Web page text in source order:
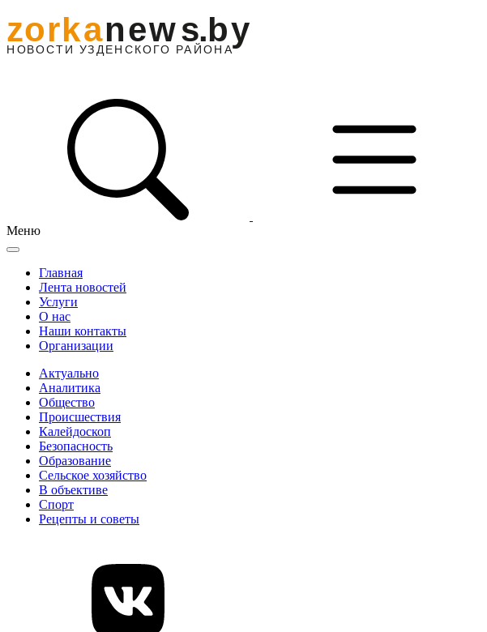
Меню
Главная
Лента новостей
Услуги
О нас
Наши контакты
Организации
Актуально
Аналитика
Общество
Происшествия
Калейдоскоп
Безопасность
Образование
Сельское хозяйство
В объективе
Спорт
Рецепты и советы